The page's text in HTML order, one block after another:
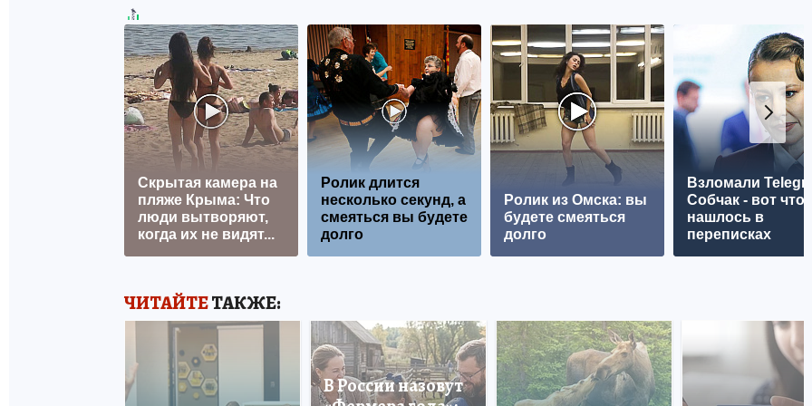
Скрытая камера на
пляже Крыма: Что
люди вытворяют,
когда их не видят...
Ролик длится
несколько секунд, а
смеяться вы будете
долго
Ролик из Омска: вы
будете смеяться
долго
Взломали
Собчак - вот что
нашлось в
переписках
ЧИТАЙТЕТАКЖЕ:
В России назовут